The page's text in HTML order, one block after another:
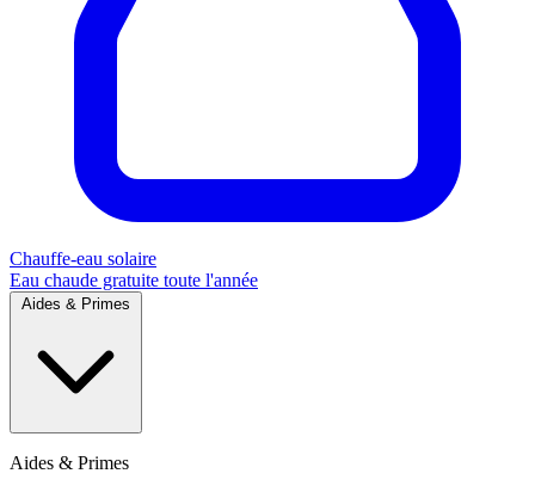
Chauffe-eau solaire
Eau chaude gratuite toute l'année
Aides & Primes